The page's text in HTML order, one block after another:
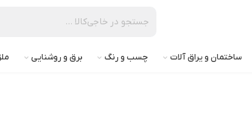
ساختمان و یراق آلات چسب و رنگ برق و روشنایی